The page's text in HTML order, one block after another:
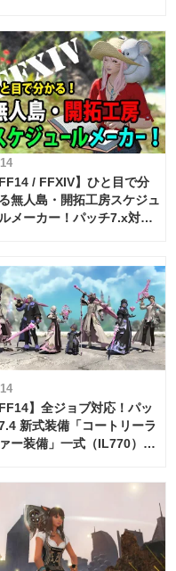
FF14 / FFXIV】ひと目で分
無人島・開拓工房スケジュ
メーカー！パッチ7.x対応
FF14】全ジョブ対応！パッ
新式装備「コートリーラ
ー装備」一式（IL770）の